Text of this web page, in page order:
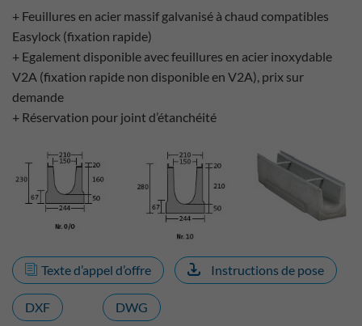
+ Feuillures en acier massif galvanisé à chaud compatibles
Easylock (fixation rapide)
+ Egalement disponible avec feuillures en acier inoxydable
V2A (fixation rapide non disponible en V2A), prix sur
demande
+ Réservation pour joint d’étanchéité
Texte d’appel d’offre Instructions de pose
DXF DWG